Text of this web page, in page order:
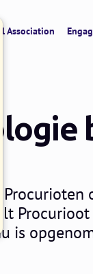
Association
is